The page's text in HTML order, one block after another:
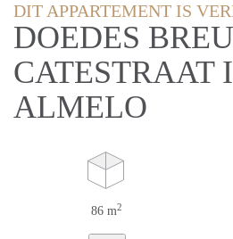
DIT APPARTEMENT IS
DOEDES
CATESTRAAT
ALMELO
86 m2